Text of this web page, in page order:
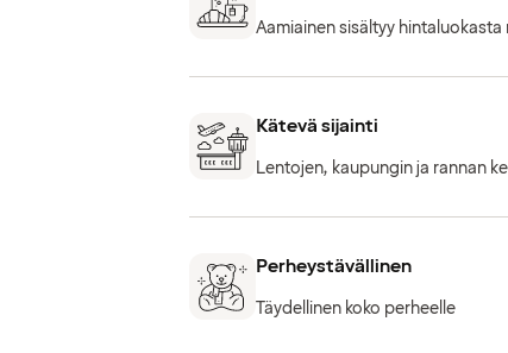
Aamiainen sisältyy
Kätevä sijainti
Lentojen, kaupungin ja rannan
Perheystävällinen
Täydellinen koko perheelle